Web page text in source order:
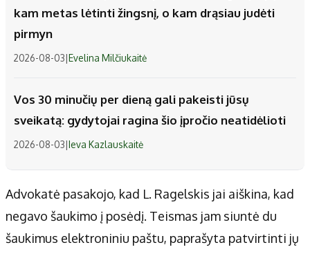
kam metas lėtinti žingsnį, o kam drąsiau judėti
pirmyn
2026-08-03|Evelina Milčiukaitė
Vos 30 minučių per dieną gali pakeisti jūsų
sveikatą: gydytojai ragina šio įpročio neatidėlioti
2026-08-03|Ieva Kazlauskaitė
Advokatė pasakojo, kad L. Ragelskis jai aiškina, kad
negavo šaukimo į posėdį. Teismas jam siuntė du
šaukimus elektroniniu paštu, paprašyta patvirtinti jų